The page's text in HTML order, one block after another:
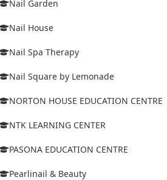
Nail Garden
Nail House
Nail Spa Therapy
Nail Square by Lemonade
NORTON HOUSE EDUCATION CENTRE
NTK LEARNING CENTER
PASONA EDUCATION CENTRE
Pearlinail & Beauty